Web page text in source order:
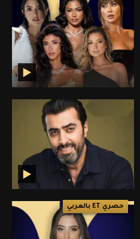
حصري ET بالعربي